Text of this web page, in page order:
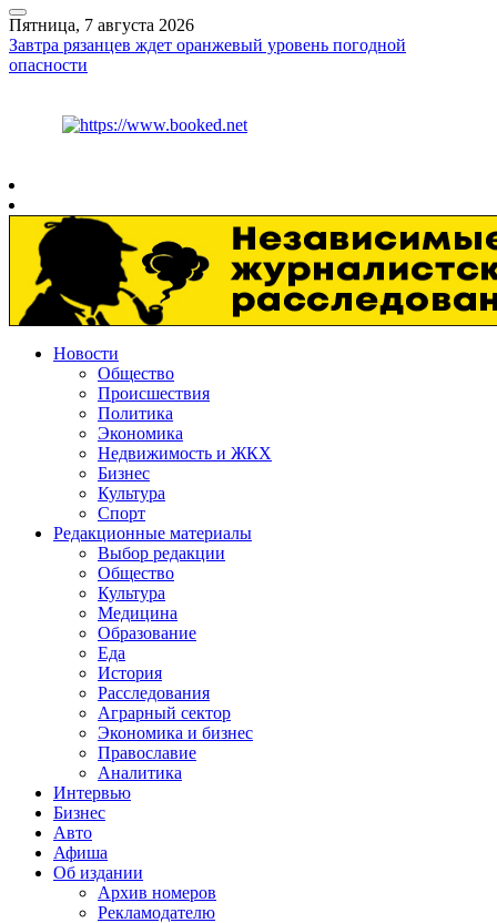
Пятница, 7 августа 2026
Завтра рязанцев ждет оранжевый уровень погодной
опасности
Новости
Общество
Происшествия
Политика
Экономика
Недвижимость и ЖКХ
Бизнес
Культура
Спорт
Редакционные материалы
Выбор редакции
Общество
Культура
Медицина
Образование
Еда
История
Расследования
Аграрный сектор
Экономика и бизнес
Православие
Аналитика
Интервью
Бизнес
Авто
Афиша
Об издании
Архив номеров
Рекламодателю